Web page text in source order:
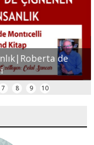
de
7 8 9 10